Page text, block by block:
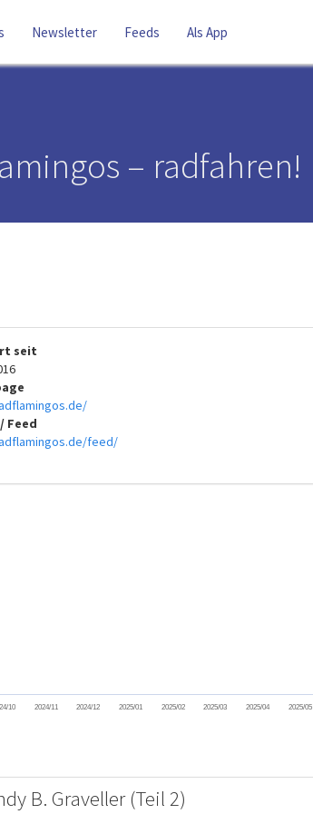
Newsletter Feeds Als App
– radfahren!
seit
Feed
feed/
10 2024/11 2024/12 2025/01 2025/02 2025/03 2025/04 2025/05
B. Graveller (Teil 2)